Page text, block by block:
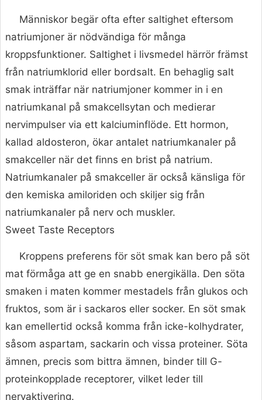
Människor begär ofta efter saltighet eftersom
natriumjoner är nödvändiga för många
kroppsfunktioner. Saltighet i livsmedel härrör främst
från natriumklorid eller bordsalt. En behaglig salt
smak inträffar när natriumjoner kommer in i en
natriumkanal på smakcellsytan och medierar
nervimpulser via ett kalciuminflöde. Ett hormon,
kallad aldosteron, ökar antalet natriumkanaler på
smakceller när det finns en brist på natrium.
Natriumkanaler på smakceller är också känsliga för
den kemiska amiloriden och skiljer sig från
natriumkanaler på nerv och muskler.
Sweet Taste Receptors
Kroppens preferens för söt smak kan bero på söt
mat förmåga att ge en snabb energikälla. Den söta
smaken i maten kommer mestadels från glukos och
fruktos, som är i sackaros eller socker. En söt smak
kan emellertid också komma från icke-kolhydrater,
såsom aspartam, sackarin och vissa proteiner. Söta
ämnen, precis som bittra ämnen, binder till G-
proteinkopplade receptorer, vilket leder till
nervaktivering.